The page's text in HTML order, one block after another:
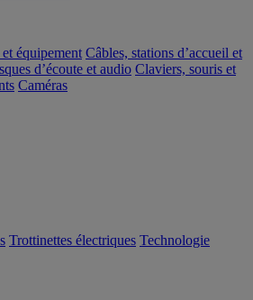
équipement Câbles, stations d’accueil et
d’écoute et audio Claviers, souris et
Caméras
Trottinettes électriques Technologie